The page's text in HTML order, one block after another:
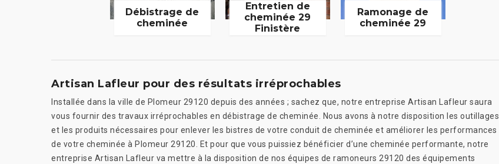
Débistrage de
cheminée
Entretien de
cheminée 29
Finistère
Ramonage de
cheminée 29
Artisan Lafleur pour des résultats irréprochables
Installée dans la ville de Plomeur 29120 depuis des années ; sachez que, notre entreprise Artisan Lafleur saura
vous fournir des travaux irréprochables en débistrage de cheminée. Nous avons à notre disposition les outillages
et les produits nécessaires pour enlever les bistres de votre conduit de cheminée et améliorer les performances
de votre cheminée à Plomeur 29120. Et pour que vous puissiez bénéficier d’une cheminée performante, notre
entreprise Artisan Lafleur va mettre à la disposition de nos équipes de ramoneurs 29120 des équipements